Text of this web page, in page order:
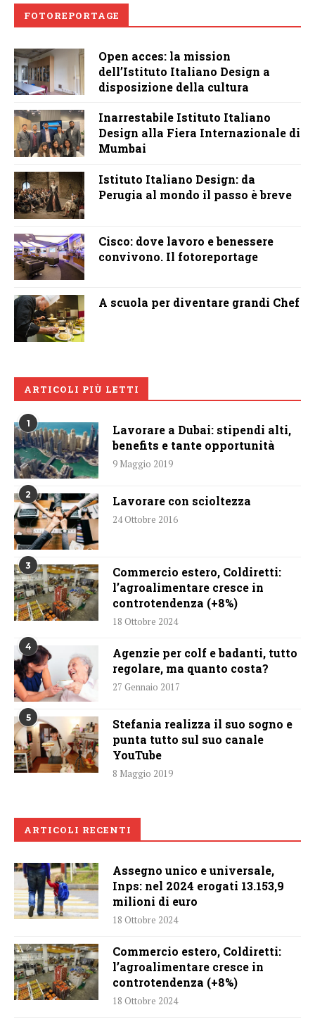
FOTOREPORTAGE
Open acces: la mission
dell’Istituto Italiano Design a
disposizione della cultura
Inarrestabile Istituto Italiano
Design alla Fiera Internazionale di
Mumbai
Istituto Italiano Design: da
Perugia al mondo il passo è breve
Cisco: dove lavoro e benessere
convivono. Il fotoreportage
A scuola per diventare grandi Chef
ARTICOLI PIÙ LETTI
1
Lavorare a Dubai: stipendi alti,
benefits e tante opportunità
9 Maggio 2019
2 Lavorare con scioltezza
24 Ottobre 2016
3
Commercio estero, Coldiretti:
l’agroalimentare cresce in
controtendenza (+8%)
18 Ottobre 2024
4
Agenzie per colf e badanti, tutto
regolare, ma quanto costa?
27 Gennaio 2017
5
Stefania realizza il suo sogno e
punta tutto sul suo canale
YouTube
8 Maggio 2019
ARTICOLI RECENTI
Assegno unico e universale,
Inps: nel 2024 erogati 13.153,9
milioni di euro
18 Ottobre 2024
Commercio estero, Coldiretti:
l’agroalimentare cresce in
controtendenza (+8%)
18 Ottobre 2024